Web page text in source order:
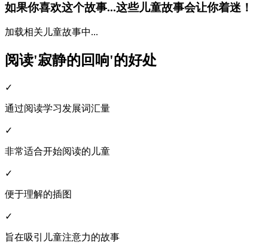
如果你喜欢这个故事...这些儿童故事会让你着迷！
加载相关儿童故事中...
阅读'寂静的回响'的好处
✓
通过阅读学习发展词汇量
✓
非常适合开始阅读的儿童
✓
便于理解的插图
✓
旨在吸引儿童注意力的故事